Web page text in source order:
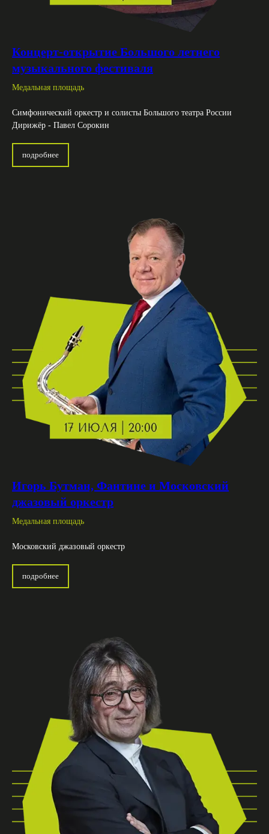
Концерт-открытие Большого летнего
музыкального фестиваля
Медальная площадь
Симфонический оркестр и солисты Большого театра России
Дирижёр - Павел Сорокин
подробнее
Игорь Бутман, Фантине и Московский
джазовый оркестр
Медальная площадь
Московский джазовый оркестр
подробнее